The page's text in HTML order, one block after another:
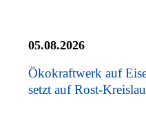
05.08.2026
Ökokraftwerk auf
setzt auf Rost-